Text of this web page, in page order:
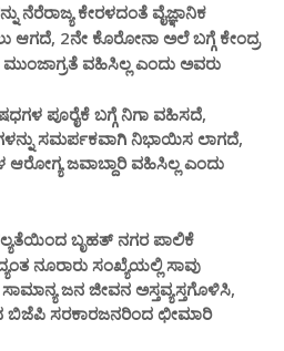
ನೆರೆರಾಜ್ಯ ಕೇರಳದಂತೆ ವೈಜ್ಞಾನಿಕ
ಆಗದೆ, 2ನೇ ಕೊರೋನಾ ಅಲೆ ಬಗ್ಗೆ ಕೇಂದ್ರ
ಮುಂಜಾಗ್ರತೆ ವಹಿಸಿಲ್ಲ ಎಂದು ಅವರು
ಪೂರೈಕೆ ಬಗ್ಗೆ ನಿಗಾ ವಹಿಸದೆ,
ಸಮರ್ಪಕವಾಗಿ ನಿಭಾಯಿಸ ಲಾಗದೆ,
ಜವಾಬ್ದಾರಿ ವಹಿಸಿಲ್ಲ ಎಂದು
ಬೃಹತ್ ನಗರ ಪಾಲಿಕೆ
ನೂರಾರು ಸಂಖ್ಯೆಯಲ್ಲಿ ಸಾವು
ಜನ ಜೀವನ ಅಸ್ತವ್ಯಸ್ತಗೊಳಿಸಿ,
ಬಿಜೆಪಿ ಸರಕಾರಜನರಿಂದ ಛೀಮಾರಿ